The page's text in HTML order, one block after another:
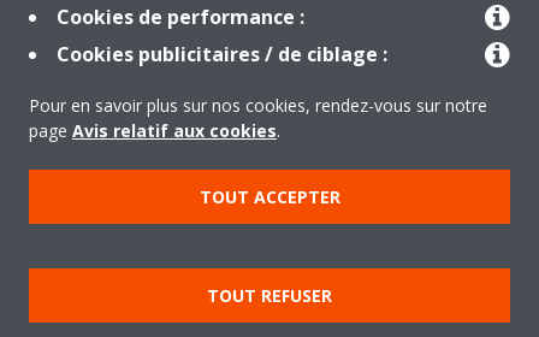
Produits
Solutions
À propos de Daikin
Cookies de performance :
Cookies publicitaires / de ciblage :
Pour en savoir plus sur nos cookies, rendez-vous sur notre
page Avis relatif aux cookies.
TOUT ACCEPTER
TOUT REFUSER